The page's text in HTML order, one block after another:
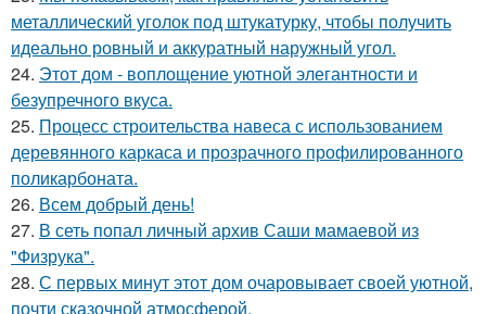
металлический уголок под штукатурку, чтобы получить
идеально ровный и аккуратный наружный угол.
24. Этот дом - воплощение уютной элегантности и
безупречного вкуса.
25. Процесс строительства навеса с использованием
деревянного каркаса и прозрачного профилированного
поликарбоната.
26. Всем добрый день!
27. В сеть попал личный архив Саши мамаевой из
"Физрука".
28. С первых минут этот дом очаровывает своей уютной,
почти сказочной атмосферой.